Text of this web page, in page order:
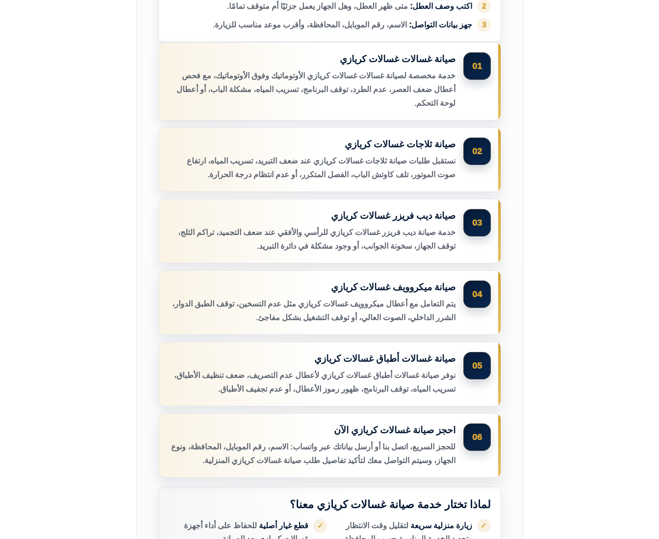
2 اكتب وصف العطل: متى ظهر العطل، وهل الجهاز يعمل جزئيًا أم متوقف تمامًا.
3 جهز بيانات التواصل: الاسم، رقم الموبايل، المحافظة، وأقرب موعد مناسب للزيارة.
01
صيانة غسالات غسالات كريازي
خدمة مخصصة لصيانة غسالات غسالات كريازي الأوتوماتيك وفوق الأوتوماتيك، مع فحص
أعطال ضعف العصر، عدم الطرد، توقف البرنامج، تسريب المياه، مشكلة الباب، أو أعطال
لوحة التحكم.
02
صيانة ثلاجات غسالات كريازي
نستقبل طلبات صيانة ثلاجات غسالات كريازي عند ضعف التبريد، تسريب المياه، ارتفاع
صوت الموتور، تلف كاوتش الباب، الفصل المتكرر، أو عدم انتظام درجة الحرارة.
03
صيانة ديب فريزر غسالات كريازي
خدمة صيانة ديب فريزر غسالات كريازي للرأسي والأفقي عند ضعف التجميد، تراكم الثلج،
توقف الجهاز، سخونة الجوانب، أو وجود مشكلة في دائرة التبريد.
04
صيانة ميكروويف غسالات كريازي
يتم التعامل مع أعطال ميكروويف غسالات كريازي مثل عدم التسخين، توقف الطبق الدوار،
الشرر الداخلي، الصوت العالي، أو توقف التشغيل بشكل مفاجئ.
05
صيانة غسالات أطباق غسالات كريازي
نوفر صيانة غسالات أطباق غسالات كريازي لأعطال عدم التصريف، ضعف تنظيف الأطباق،
تسريب المياه، توقف البرنامج، ظهور رموز الأعطال، أو عدم تجفيف الأطباق.
06
احجز صيانة غسالات كريازي الآن
للحجز السريع، اتصل بنا أو أرسل بياناتك عبر واتساب: الاسم، رقم الموبايل، المحافظة، ونوع
الجهاز، وسيتم التواصل معك لتأكيد تفاصيل طلب صيانة غسالات كريازي المنزلية.
لماذا تختار خدمة صيانة غسالات كريازي معنا؟
✓ زيارة منزلية سريعة لتقليل وقت الانتظار
✓ قطع غيار أصلية للحفاظ على أداء أجهزة